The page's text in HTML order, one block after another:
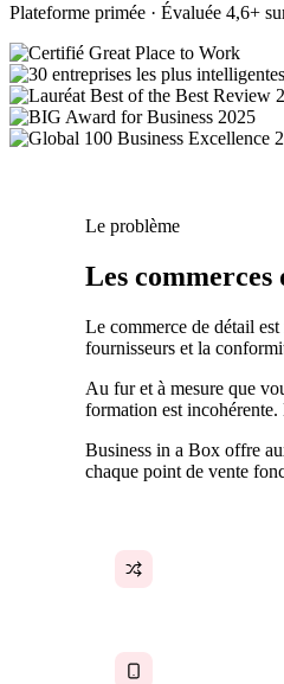
Plateforme primée · Évaluée 4,6+
Le problème
Les
Le commerce de détail
fournisseurs et la
Au fur et à mesure que
formation est incohérente.
Business in a Box offre
chaque point de vente